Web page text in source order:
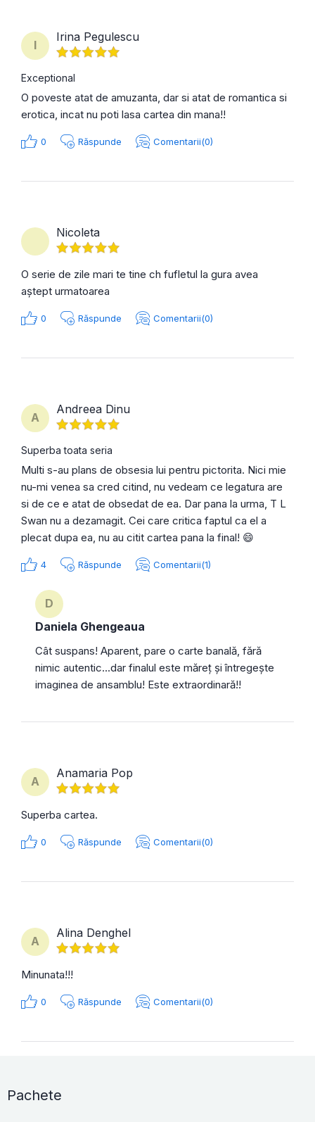
I
Irina Pegulescu
Exceptional
O poveste atat de amuzanta, dar si atat de romantica si
erotica, incat nu poti lasa cartea din mana!!
0 Răspunde Comentarii(0)
Nicoleta
O serie de zile mari te tine ch fufletul la gura avea
aștept urmatoarea
0 Răspunde Comentarii(0)
A
Andreea Dinu
Superba toata seria
Multi s-au plans de obsesia lui pentru pictorita. Nici mie
nu-mi venea sa cred citind, nu vedeam ce legatura are
si de ce e atat de obsedat de ea. Dar pana la urma, T L
Swan nu a dezamagit. Cei care critica faptul ca el a
plecat dupa ea, nu au citit cartea pana la final! 😄
4 Răspunde Comentarii(1)
D
Daniela Ghengeaua
Cât suspans! Aparent, pare o carte banală, fără
nimic autentic...dar finalul este măreț și întregește
imaginea de ansamblu! Este extraordinară!!
A
Anamaria Pop
Superba cartea.
0 Răspunde Comentarii(0)
A
Alina Denghel
Minunata!!!
0 Răspunde Comentarii(0)
Pachete